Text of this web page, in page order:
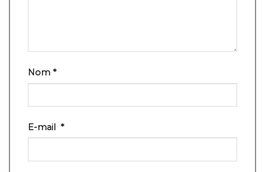
Nom *
E-mail *